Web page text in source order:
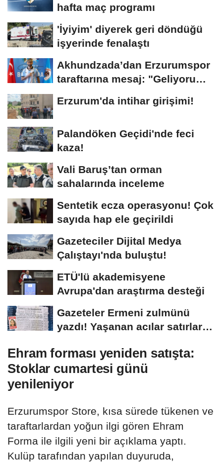
hafta maç programı
'İyiyim' diyerek geri döndüğü
işyerinde fenalaştı
Akhundzada’dan Erzurumspor
taraftarına mesaj: "Geliyorum
Erzurum'da intihar girişimi!
Palandöken Geçidi'nde feci
kaza!
Vali Baruş’tan orman
sahalarında inceleme
Sentetik ecza operasyonu! Çok
sayıda hap ele geçirildi
Gazeteciler Dijital Medya
Çalıştayı'nda buluştu!
ETÜ'lü akademisyene
Avrupa'dan araştırma desteği
Gazeteler Ermeni zulmünü
yazdı! Yaşanan acılar satırlara
Ehram forması yeniden satışta:
Stoklar cumartesi günü
yenileniyor
Erzurumspor Store, kısa sürede tükenen ve
taraftarlardan yoğun ilgi gören Ehram
Forma ile ilgili yeni bir açıklama yaptı.
Kulüp tarafından yapılan duyuruda,